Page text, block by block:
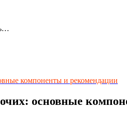
компоненты и рекомендации
основные